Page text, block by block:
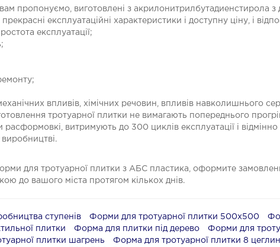
пропонуємо, виготовлені з акрилонитрилбутадиенстирола з
експлуатаційні характеристики і доступну ціну, і
експлуатації;
механічних впливів, хімічних речовин, впливів навколишнього
тротуарної плитки не вимагають попереднього
витримують до 300 циклів експлуатації і
для тротуарної плитки з АБС пластика, оформите
до вашого міста протягом кількох днів.
ступенів Форми для тротуарної плитки 500х500
плитки
Форма для плитки під дерево
Форми для
плитки шагрень
Форма для тротуарної плитки 8 цеглин